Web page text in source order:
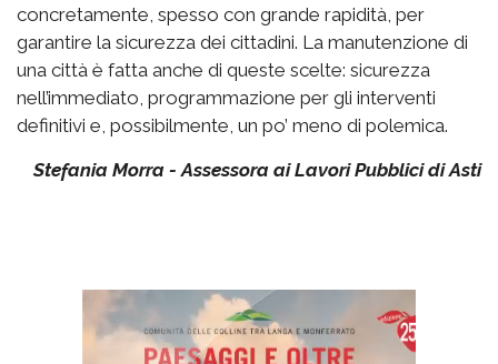
concretamente, spesso con grande rapidità, per
garantire la sicurezza dei cittadini. La manutenzione di
una città è fatta anche di queste scelte: sicurezza
nell’immediato, programmazione per gli interventi
definitivi e, possibilmente, un po’ meno di polemica.
Stefania Morra - Assessora ai Lavori Pubblici di Asti